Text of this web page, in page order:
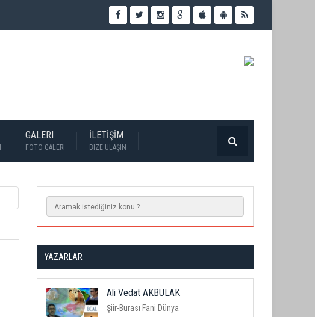
GALERI
FOTO GALERI
İLETİŞİM
BIZE ULAŞIN
YAZARLAR
Ali Vedat AKBULAK
Şiir-Burası Fani Dünya